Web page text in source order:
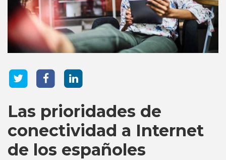
Las prioridades de
conectividad a Internet
de los españoles